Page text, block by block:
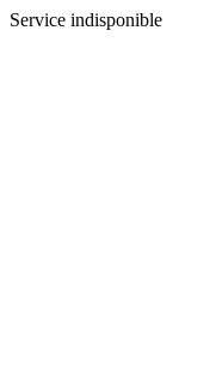
Service indisponible